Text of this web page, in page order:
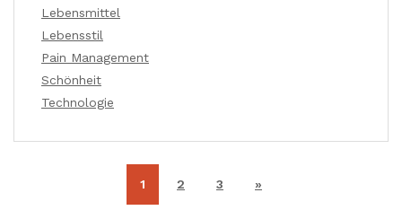
Lebensmittel
Lebensstil
Pain Management
Schönheit
Technologie
1 2 3 »